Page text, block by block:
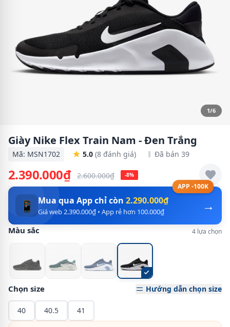
1/6
Giày Nike Flex Train Nam - Đen Trắng
Mã: MSN1702 5.0 (8 đánh giá) Đã bán 39
2.390.000₫ 2.600.000₫ -8%
APP -100K
→
📱 Mua qua App chỉ còn 2.290.000₫
Giá web 2.390.000₫ • App rẻ hơn 100.000₫
Màu sắc 4 lựa chọn
Chọn size Hướng dẫn chọn size
40 40.5 41